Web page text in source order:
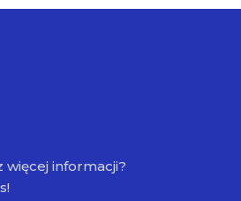
informacji?